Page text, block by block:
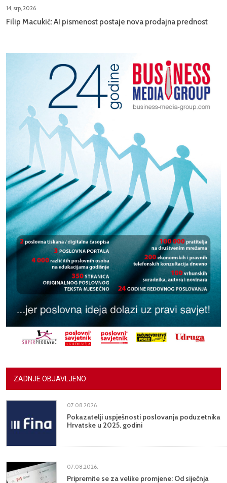
14, srp, 2026
Filip Macukić: AI pismenost postaje nova prodajna prednost
ZADNJE OBJAVLJENO
07.08.2026.
Pokazatelji uspješnosti poslovanja poduzetnika
Hrvatske u 2025. godini
07.08.2026.
Pripremite se za velike promjene: Od siječnja